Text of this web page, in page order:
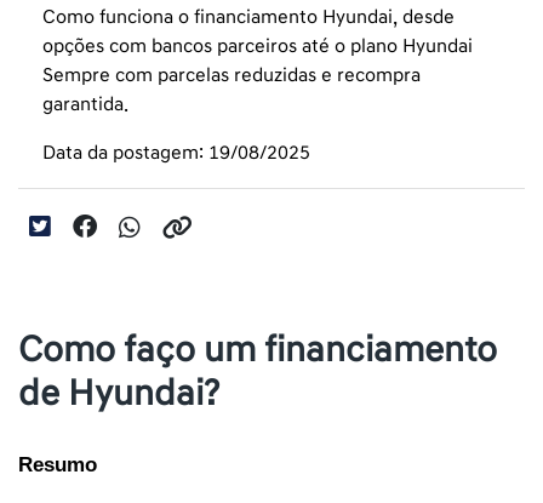
Como funciona o financiamento Hyundai, desde
opções com bancos parceiros até o plano Hyundai
Sempre com parcelas reduzidas e recompra
garantida.
Data da postagem: 19/08/2025
Como faço um financiamento
de Hyundai?
Resumo